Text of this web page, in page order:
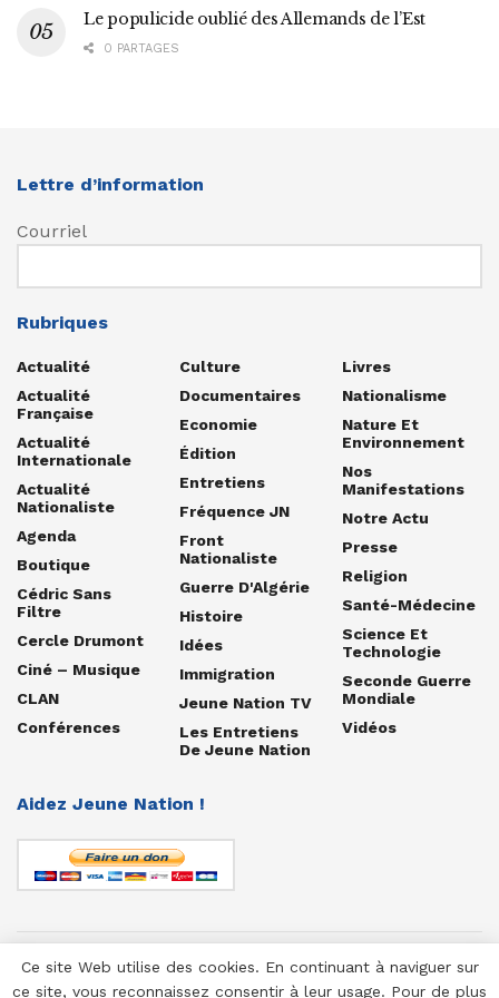
Le populicide oublié des Allemands de l’Est
0 PARTAGES
Lettre d’information
Courriel
Rubriques
Actualité
Actualité
Française
Actualité
Internationale
Actualité
Nationaliste
Agenda
Boutique
Cédric Sans
Filtre
Cercle Drumont
Ciné – Musique
CLAN
Conférences
Culture
Documentaires
Economie
Édition
Entretiens
Fréquence JN
Front
Nationaliste
Guerre D'Algérie
Histoire
Idées
Immigration
Jeune Nation TV
Les Entretiens
De Jeune Nation
Livres
Nationalisme
Nature Et
Environnement
Nos
Manifestations
Notre Actu
Presse
Religion
Santé-Médecine
Science Et
Technologie
Seconde Guerre
Mondiale
Vidéos
Aidez Jeune Nation !
© 1958-2025 Jeune Nation
Ce site Web utilise des cookies. En continuant à naviguer sur
ce site, vous reconnaissez consentir à leur usage. Pour de plus